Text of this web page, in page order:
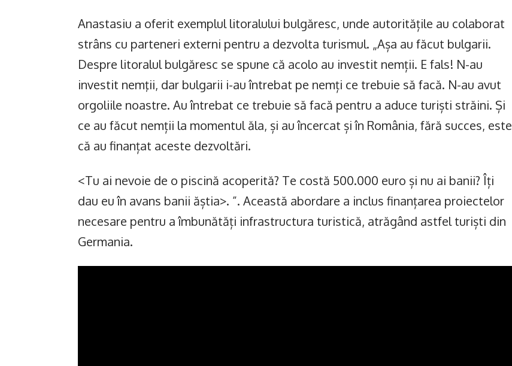
Anastasiu a oferit exemplul litoralului bulgăresc, unde autoritățile au colaborat
strâns cu parteneri externi pentru a dezvolta turismul. „Așa au făcut bulgarii.
Despre litoralul bulgăresc se spune că acolo au investit nemții. E fals! N-au
investit nemţii, dar bulgarii i-au întrebat pe nemți ce trebuie să facă. N-au avut
orgoliile noastre. Au întrebat ce trebuie să facă pentru a aduce turiști străini. Și
ce au făcut nemții la momentul ăla, și au încercat și în România, fără succes, este
că au finanțat aceste dezvoltări.
<Tu ai nevoie de o piscină acoperită? Te costă 500.000 euro și nu ai banii? Îți
dau eu în avans banii ăștia>. ”. Această abordare a inclus finanțarea proiectelor
necesare pentru a îmbunătăți infrastructura turistică, atrăgând astfel turiști din
Germania.